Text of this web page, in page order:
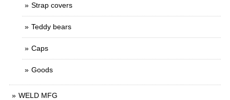
Strap covers
Teddy bears
Caps
Goods
WELD MFG